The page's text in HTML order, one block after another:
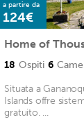
a partire da
124€
Home of
18 Ospiti 6
Situata a
Islands offre
gratuito. ...